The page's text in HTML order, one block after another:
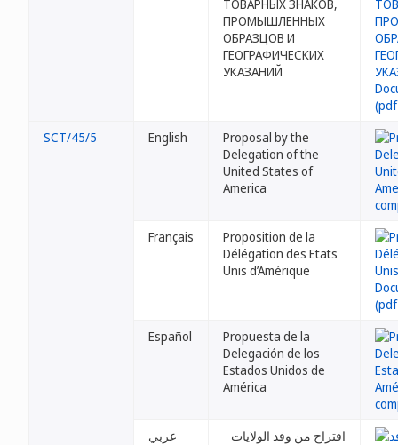
ТОВАРНЫХ ЗНАКОВ,
ПРОМЫШЛЕННЫХ
ОБРАЗЦОВ И
ГЕОГРАФИЧЕСКИХ
УКАЗАНИЙ
SCT/45/5 English
Proposal by the
Delegation of the
United States of
America
Français
Proposition de la
Délégation des Etats
Unis d’Amérique
Español
Propuesta de la
Delegación de los
Estados Unidos de
América
عربي
اقتراح من وفد الولايات